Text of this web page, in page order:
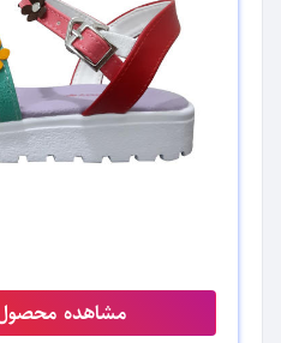
مشاهده محصول